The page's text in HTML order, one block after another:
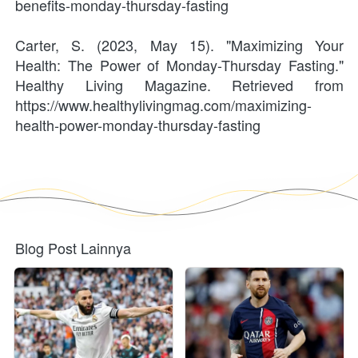
benefits-monday-thursday-fasting
Carter, S. (2023, May 15). "Maximizing Your
Health: The Power of Monday-Thursday Fasting."
Healthy Living Magazine. Retrieved from
https://www.healthylivingmag.com/maximizing-
health-power-monday-thursday-fasting
Blog Post Lainnya